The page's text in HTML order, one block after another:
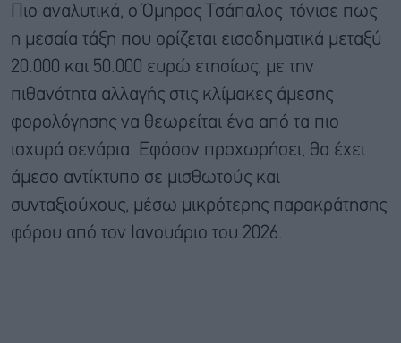
Πιο αναλυτικά, ο Όμηρος Τσάπαλος τόνισε πως
η μεσαία τάξη που ορίζεται εισοδηματικά μεταξύ
20.000 και 50.000 ευρώ ετησίως, με την
πιθανότητα αλλαγής στις κλίμακες άμεσης
φορολόγησης να θεωρείται ένα από τα πιο
ισχυρά σενάρια. Εφόσον προχωρήσει, θα έχει
άμεσο αντίκτυπο σε μισθωτούς και
συνταξιούχους, μέσω μικρότερης παρακράτησης
φόρου από τον Ιανουάριο του 2026.